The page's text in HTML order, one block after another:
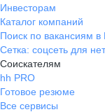
Инвесторам
Каталог компаний
Поиск по вакансиям
Сетка: соцсеть для
Соискателям
hh PRO
Готовое резюме
Все сервисы